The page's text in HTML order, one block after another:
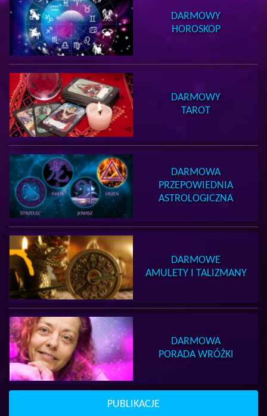
DARMOWY
HOROSKOP
DARMOWY
TAROT
DARMOWA
PRZEPOWIEDNIA
ASTROLOGICZNA
DARMOWE
AMULETY I TALIZMANY
DARMOWA
PORADA WRÓŻKI
PUBLIKACJE